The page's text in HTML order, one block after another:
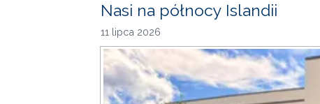
Nasi na północy Islandii
11 lipca 2026